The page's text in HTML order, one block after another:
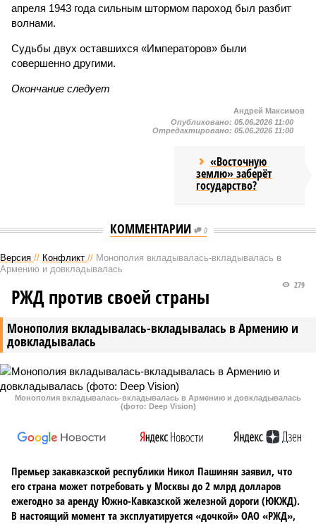
апреля 1943 года сильным штормом пароход был разбит
волнами.
Судьбы двух оставшихся «Императоров» были
совершенно другими.
Окончание следует
Андрей Максимов
Опубликовано: 05.06.2026 11:00
Отредактировано: 05.06.2026 11:00
«Восточную
землю» заберёт
государство?
КОММЕНТАРИИ 0
Версия // Конфликт // Монополия вкладывалась-вкладывалась в
Армению и довкладывалась
Монополия вкладывалась-вкладывалась в Армению и
довкладывалась
279
РЖД против своей страны
Монополия вкладывалась-вкладывалась в Армению и довкладывалась
(фото: Deep Vision)
Премьер закавказской республики Никол Пашинян заявил, что
его страна может потребовать у Москвы до 2 млрд долларов
ежегодно за аренду Южно-Кавказской железной дороги (ЮКЖД).
В настоящий момент та эксплуатируется «дочкой» ОАО «РЖД»,